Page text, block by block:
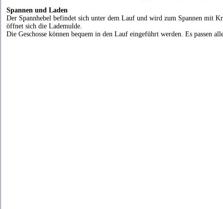
Spannen und Laden
Der Spannhebel befindet sich unter dem Lauf und wird zum Spannen mit
öffnet sich die Lademulde.
Die Geschosse können bequem in den Lauf eingeführt werden. Es passen